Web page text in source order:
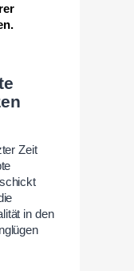
Zeit
in den